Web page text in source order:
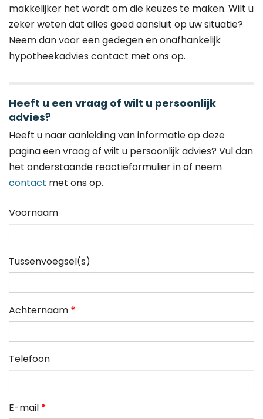
makkelijker het wordt om die keuzes te maken. Wilt u
zeker weten dat alles goed aansluit op uw situatie?
Neem dan voor een gedegen en onafhankelijk
hypotheekadvies contact met ons op.
Heeft u een vraag of wilt u persoonlijk
advies?
Heeft u naar aanleiding van informatie op deze
pagina een vraag of wilt u persoonlijk advies? Vul dan
het onderstaande reactieformulier in of neem
contact met ons op.
Voornaam
Tussenvoegsel(s)
Achternaam *
Telefoon
E-mail *